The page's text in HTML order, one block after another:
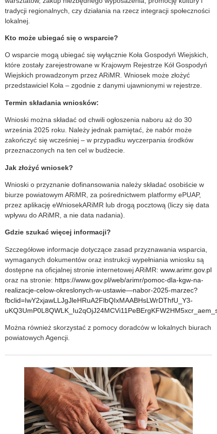
tradycji regionalnych, czy działania na rzecz integracji społeczności
lokalnej.
Kto może ubiegać się o wsparcie?
O wsparcie mogą ubiegać się wyłącznie Koła Gospodyń Wiejskich,
które zostały zarejestrowane w Krajowym Rejestrze Kół Gospodyń
Wiejskich prowadzonym przez ARiMR. Wniosek może złożyć
przedstawiciel Koła – zgodnie z danymi ujawnionymi w rejestrze.
Termin składania wniosków:
Wnioski można składać od chwili ogłoszenia naboru aż do 30
września 2025 roku. Należy jednak pamiętać, że nabór może
zakończyć się wcześniej – w przypadku wyczerpania środków
przeznaczonych na ten cel w budżecie.
Jak złożyć wniosek?
Wnioski o przyznanie dofinansowania należy składać osobiście w
biurze powiatowym ARiMR, za pośrednictwem platformy ePUAP,
przez aplikację eWniosekARiMR lub drogą pocztową (liczy się data
wpływu do ARiMR, a nie data nadania).
Gdzie szukać więcej informacji?
Szczegółowe informacje dotyczące zasad przyznawania wsparcia,
wymaganych dokumentów oraz instrukcji wypełniania wniosku są
dostępne na oficjalnej stronie internetowej ARiMR: www.arimr.gov.pl
oraz na stronie: https://www.gov.pl/web/arimr/pomoc-dla-kgw-na-
realizacje-celow-okreslonych-w-ustawie—nabor-2025-marzec?
fbclid=IwY2xjawLLJgJleHRuA2FlbQIxMAABHsLWrDThfU_Y3-
Można również skorzystać z pomocy doradców w lokalnych biurach
powiatowych Agencji.